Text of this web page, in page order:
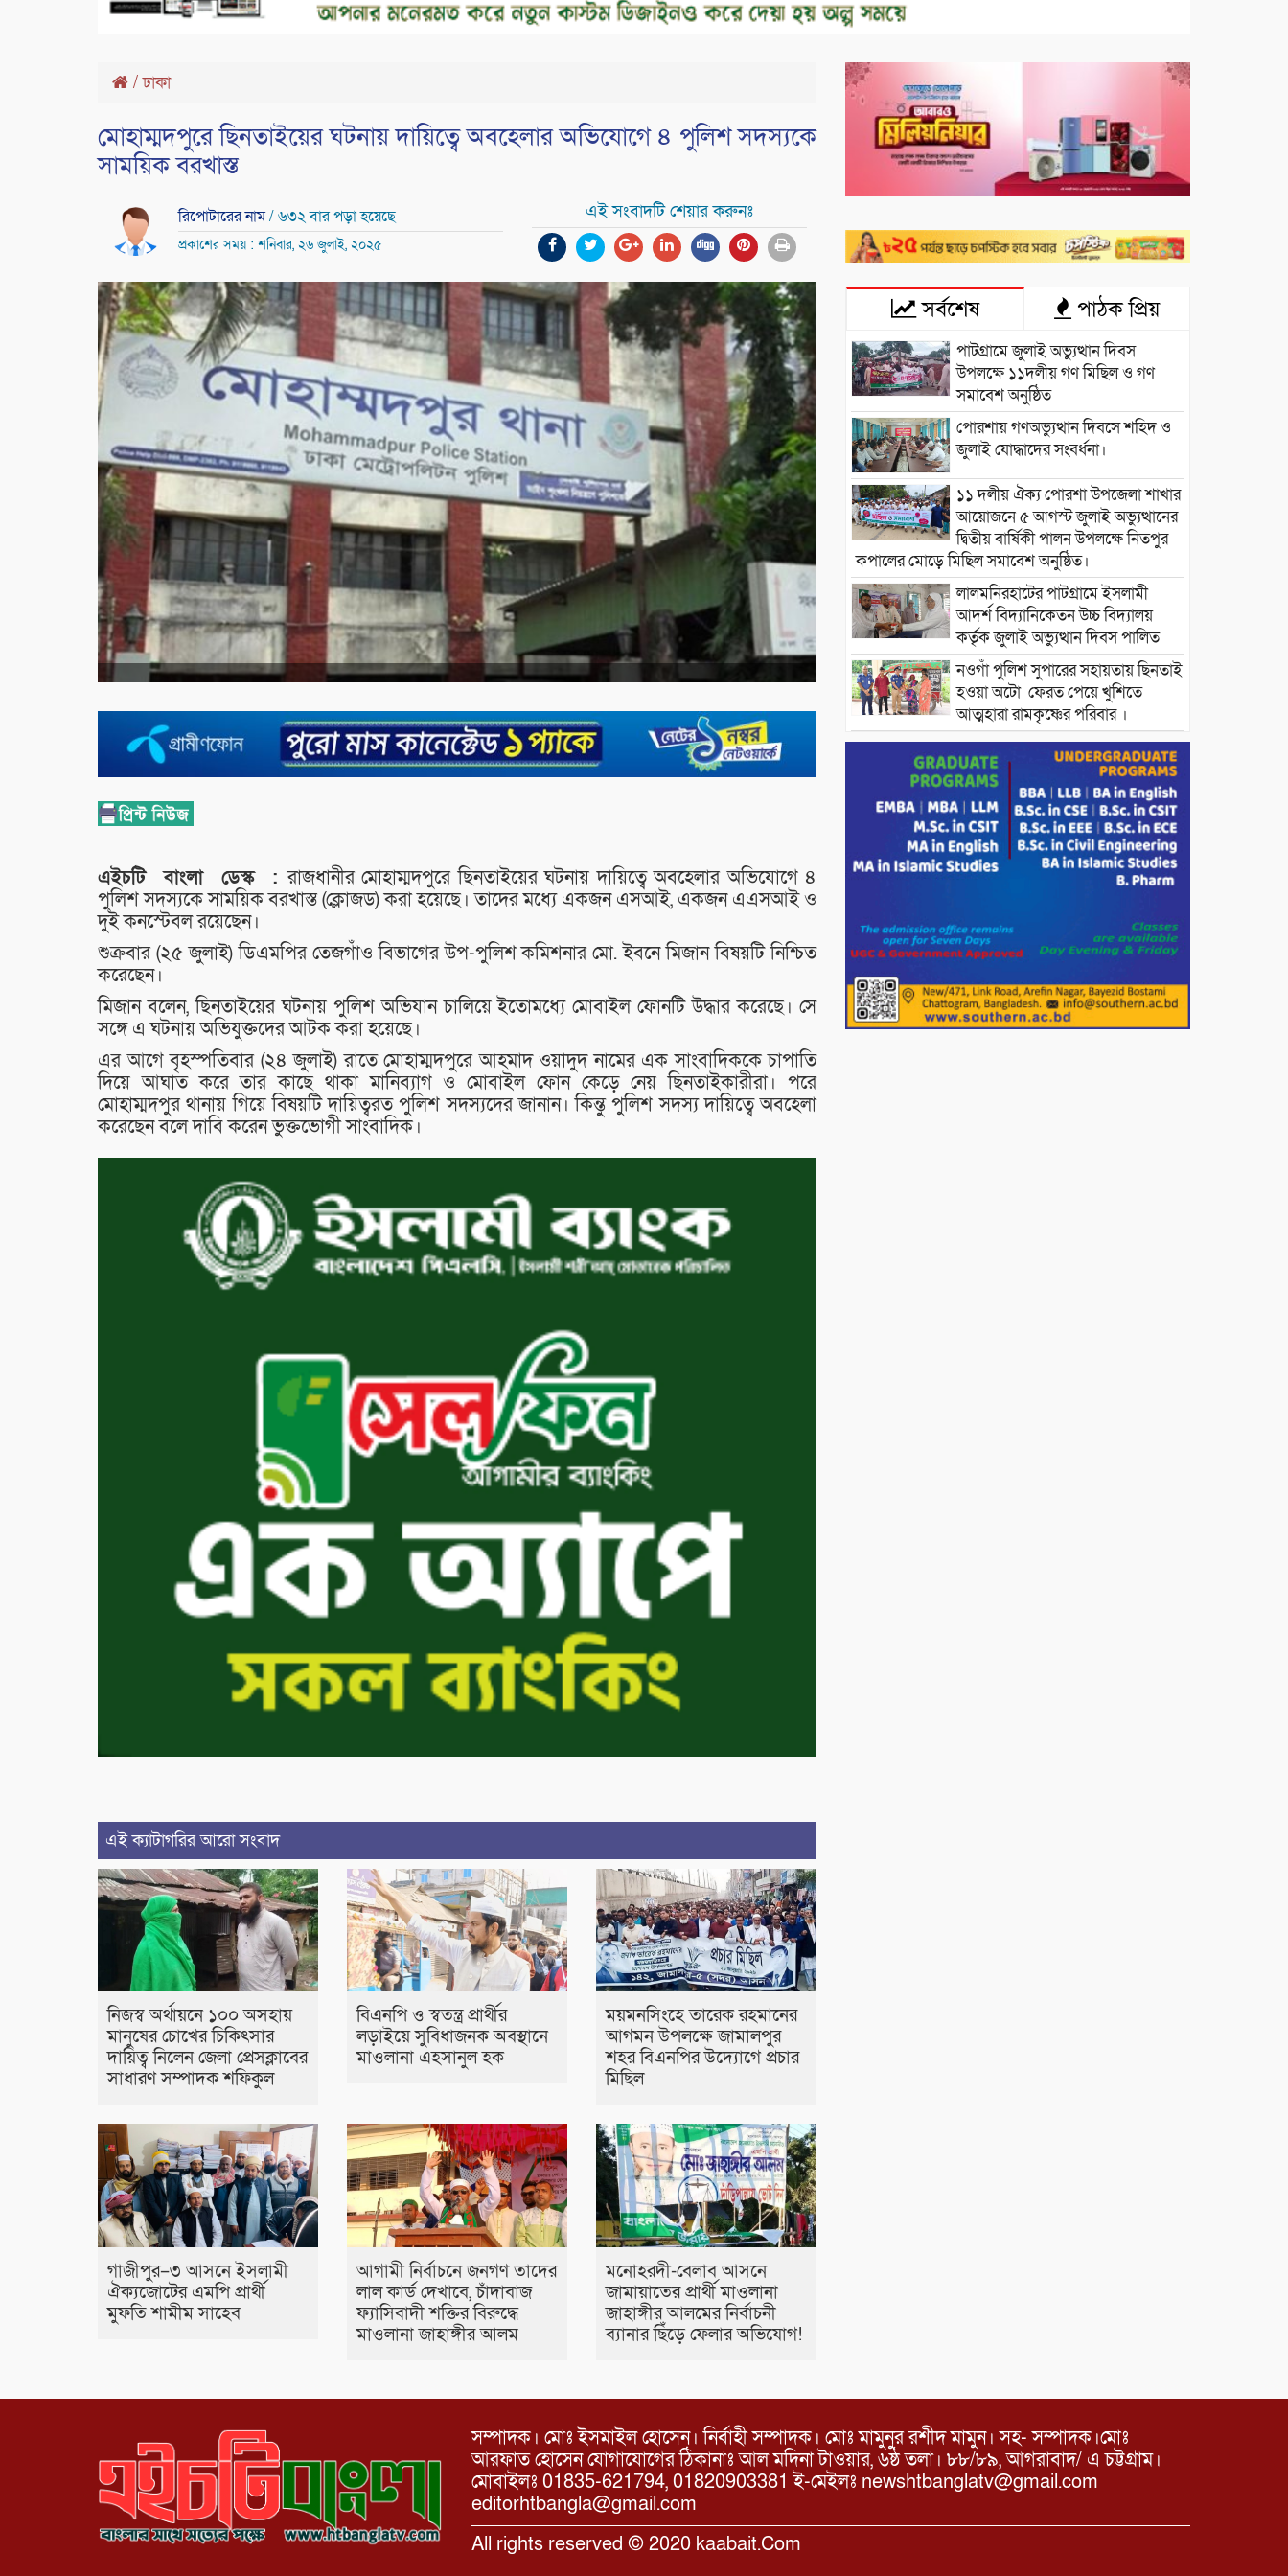
/ঢাকা
মোহাম্মদপুরে ছিনতাইয়ের ঘটনায় দায়িত্বে অবহেলার অভিযোগে ৪ পুলিশ সদস্যকে
সাময়িক বরখাস্ত
রিপোটারের নাম/ ৬৩২ বার পড়া হয়েছে
প্রকাশের সময় : শনিবার, ২৬ জুলাই, ২০২৫
এই সংবাদটি শেয়ার করুনঃ
এইচটিবাংলা ডেস্ক :রাজধানীর মোহাম্মদপুরে ছিনতাইয়ের ঘটনায় দায়িত্বে অবহেলার অভিযোগে ৪
পুলিশ সদস্যকে সাময়িক বরখাস্ত (ক্লোজড) করা হয়েছে। তাদের মধ্যে একজন এসআই, একজন এএসআই ও
দুই কনস্টেবল রয়েছেন।
শুক্রবার (২৫ জুলাই) ডিএমপির তেজগাঁও বিভাগের উপ-পুলিশ কমিশনার মো. ইবনে মিজান বিষয়টি নিশ্চিত
করেছেন।
মিজান বলেন, ছিনতাইয়ের ঘটনায় পুলিশ অভিযান চালিয়ে ইতোমধ্যে মোবাইল ফোনটি উদ্ধার করেছে। সে
সঙ্গে এ ঘটনায় অভিযুক্তদের আটক করা হয়েছে।
এর আগে বৃহস্পতিবার (২৪ জুলাই) রাতে মোহাম্মদপুরে আহমাদ ওয়াদুদ নামের এক সাংবাদিককে চাপাতি
দিয়ে আঘাত করে তার কাছে থাকা মানিব্যাগ ও মোবাইল ফোন কেড়ে নেয় ছিনতাইকারীরা। পরে
মোহাম্মদপুর থানায় গিয়ে বিষয়টি দায়িত্বরত পুলিশ সদস্যদের জানান। কিন্তু পুলিশ সদস্য দায়িত্বে অবহেলা
করেছেন বলে দাবি করেন ভুক্তভোগী সাংবাদিক।
এই ক্যাটাগরির আরো সংবাদ
নিজস্ব অর্থায়নে ১০০ অসহায়
মানুষের চোখের চিকিৎসার
দায়িত্ব নিলেন জেলা প্রেসক্লাবের
সাধারণ সম্পাদক শফিকুল
বিএনপি ও স্বতন্ত্র প্রার্থীর
লড়াইয়ে সুবিধাজনক অবস্থানে
মাওলানা এহসানুল হক
ময়মনসিংহে তারেক রহমানের
আগমন উপলক্ষে জামালপুর
শহর বিএনপির উদ্যোগে প্রচার
মিছিল
গাজীপুর–৩ আসনে ইসলামী
ঐক্যজোটের এমপি প্রার্থী
মুফতি শামীম সাহেব
আগামী নির্বাচনে জনগণ তাদের
লাল কার্ড দেখাবে, চাঁদাবাজ
ফ্যাসিবাদী শক্তির বিরুদ্ধে
মাওলানা জাহাঙ্গীর আলম
মনোহরদী-বেলাব আসনে
জামায়াতের প্রার্থী মাওলানা
জাহাঙ্গীর আলমের নির্বাচনী
ব্যানার ছিঁড়ে ফেলার অভিযোগ!
সর্বশেষ পাঠক প্রিয়
পাটগ্রামে জুলাই অভ্যুত্থান দিবস
উপলক্ষে ১১দলীয় গণ মিছিল ও গণ
সমাবেশ অনুষ্ঠিত
পোরশায় গণঅভ্যুত্থান দিবসে শহিদ ও
জুলাই যোদ্ধাদের সংবর্ধনা।
১১ দলীয় ঐক্য পোরশা উপজেলা শাখার
আয়োজনে ৫ আগস্ট জুলাই অভ্যুত্থানের
দ্বিতীয় বার্ষিকী পালন উপলক্ষে নিতপুর
কপালের মোড়ে মিছিল সমাবেশ অনুষ্ঠিত।
লালমনিরহাটের পাটগ্রামে ইসলামী
আদর্শ বিদ্যানিকেতন উচ্চ বিদ্যালয়
কর্তৃক জুলাই অভ্যুত্থান দিবস পালিত
নওগাঁ পুলিশ সুপারের সহায়তায় ছিনতাই
হওয়া অটো ফেরত পেয়ে খুশিতে
আত্মহারা রামকৃষ্ণের পরিবার ।
বিদ্যুৎ ও জ্বালানির অতিরিক্ত বিল আসলে
যা করতে বললেন প্রধানমন্ত্রীর তথ্য
উপদেষ্টা।
চট্টগ্রামের বন্যাকবলিত স্থানে সফরে
যাচ্ছেন প্রধানমন্ত্রী ।
শতাধিক মানুষের মাঝে গোল্ডেন
বিতরণ।
বিএনপি নেতার মারধরের জেরে
বিষপানে যুবকের আত্মহত্যার অভিযোগ
সম্পাদক। মোঃ ইসমাইল হোসেন। নির্বাহী সম্পাদক। মোঃ মামুনুর রশীদ মামুন। সহ- সম্পাদক।মোঃ
আরফাত হোসেন যোগাযোগের ঠিকানাঃ আল মদিনা টাওয়ার, ৬ষ্ঠ তলা। ৮৮/৮৯, আগরাবাদ/ এ চট্টগ্রাম।
মোবাইলঃ 01835-621794, 01820903381 ই-মেইলঃ newshtbanglatv@gmail.com
editorhtbangla@gmail.com
All rights reserved © 2020 kaabait.Com